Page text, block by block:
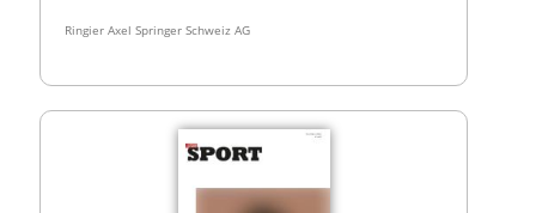
Ringier Axel Springer Schweiz AG